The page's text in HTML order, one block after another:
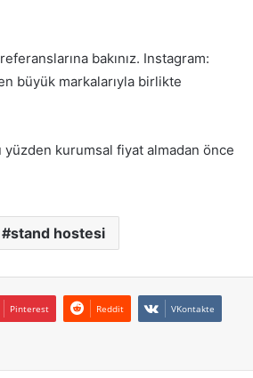
bakınız. Instagram:
büyük markalarıyla birlikte
yüzden kurumsal fiyat almadan önce
stand hostesi
Pinterest Reddit VKontakte